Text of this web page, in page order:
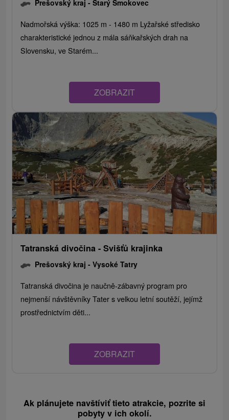
Prešovský kraj -Starý Smokovec
Nadmořská výška: 1025 m - 1480 m Lyžařské středisko
charakteristické jednou z mála sáňkařských drah na
Slovensku, ve Starém...
ZOBRAZIT
Tatranská divočina - Svišťů krajinka
Prešovský kraj -Vysoké Tatry
Tatranská divočina je naučně-zábavný program pro
nejmenší návštěvníky Tater s velkou letní soutěží, jejímž
prostřednictvím děti...
ZOBRAZIT
Ak plánujete navštíviť tieto atrakcie, pozrite si
pobyty v ich okolí.